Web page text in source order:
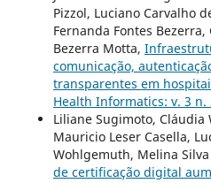
Pizzol, Luciano Carvalho
Fernanda Fontes
Bezerra Motta,
comunicação,
transparentes em
Health Informatics: v. 3 n.
Liliane Sugimoto, Cláudia
Mauricio Leser Casella,
Wohlgemuth, Melina
de certificação digital